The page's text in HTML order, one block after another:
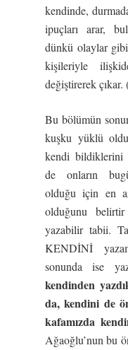
kendinde,
ipuçları arar,
dünkü olaylar
kişileriyle
değiştirerek
Bu bölümün
kuşku yüklü
kendi bildiklerini
de onların
olduğu için en
olduğunu
yazabilir tabii.
KENDİNİ
sonunda ise
kendinden
da, kendini de
kafamızda
Ağaoğlu’nun bu